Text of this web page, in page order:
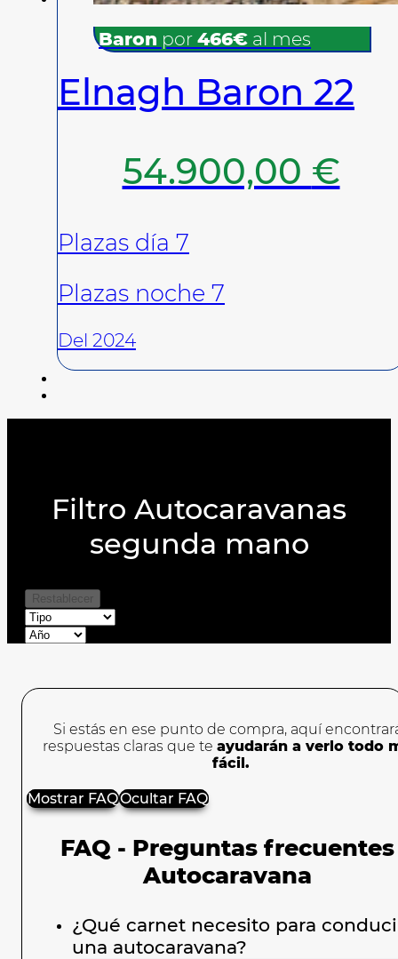
Baron por 466€ al mes
Elnagh Baron 22
54.900,00 €
Plazas día 7
Plazas noche 7
Del 2024
Filtro Autocaravanas
segunda mano
Restablecer
Si estás en ese punto de compra, aquí
respuestas claras que te ayudarán a verlo todo
fácil.
Mostrar FAQOcultar FAQ
FAQ - Preguntas frecuentes
Autocaravana
¿Qué carnet necesito para
una autocaravana?